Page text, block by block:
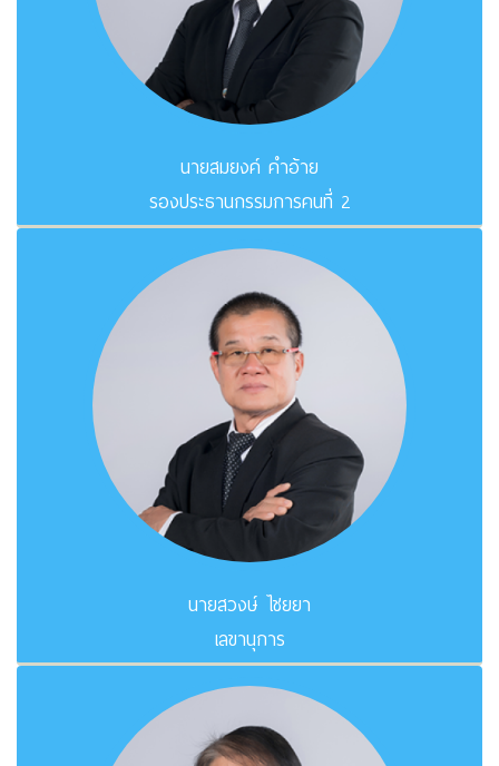
นายสมยงค์ คำอ้าย
รองประธานกรรมการคนที่ 2
นายสวงษ์ ไชยยา
เลขานุการ